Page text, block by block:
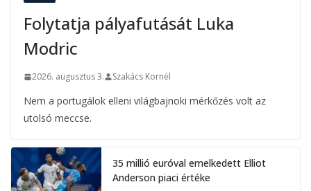
Folytatja pályafutását Luka
Modric
2026. augusztus 3. Szakács Kornél
Nem a portugálok elleni világbajnoki mérkőzés volt az
utolsó meccse.
35 millió euróval emelkedett Elliot
Anderson piaci értéke